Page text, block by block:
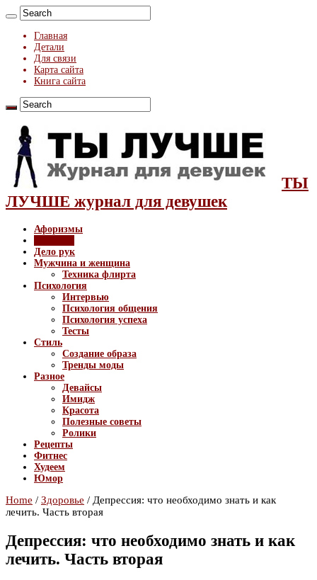
Главная
Детали
Для связи
Карта сайта
Книга сайта
ТЫ
ЛУЧШЕ журнал для девушек
Афоризмы
Дело рук
Мужчина и женщина
Техника флирта
Психология
Интервью
Психология общения
Психология успеха
Тесты
Стиль
Создание образа
Тренды моды
Разное
Девайсы
Имидж
Красота
Полезные советы
Ролики
Рецепты
Фитнес
Худеем
Юмор
Home / Здоровье / Депрессия: что необходимо знать и как
лечить. Часть вторая
Депрессия: что необходимо знать и как
лечить. Часть вторая